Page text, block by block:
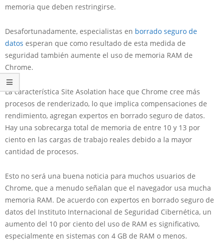
memoria que deben restringirse.
Desafortunadamente, especialistas en borrado seguro de
datos esperan que como resultado de esta medida de
seguridad también aumente el uso de memoria RAM de
Chrome.
La característica Site Asolation hace que Chrome cree más
procesos de renderizado, lo que implica compensaciones de
rendimiento, agregan expertos en borrado seguro de datos.
Hay una sobrecarga total de memoria de entre 10 y 13 por
ciento en las cargas de trabajo reales debido a la mayor
cantidad de procesos.
Esto no será una buena noticia para muchos usuarios de
Chrome, que a menudo señalan que el navegador usa mucha
memoria RAM. De acuerdo con expertos en borrado seguro de
datos del Instituto Internacional de Seguridad Cibernética, un
aumento del 10 por ciento del uso de RAM es significativo,
especialmente en sistemas con 4 GB de RAM o menos.